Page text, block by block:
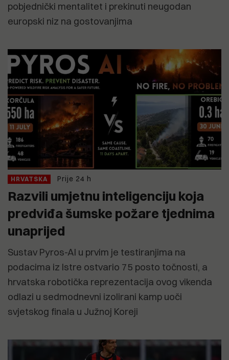
pobjednički mentalitet i prekinuti neugodan
europski niz na gostovanjima
HRVATSKA Prije 24 h
Razvili umjetnu inteligenciju koja
predviđa šumske požare tjednima
unaprijed
Sustav Pyros-AI u prvim je testiranjima na
podacima iz Istre ostvario 75 posto točnosti, a
hrvatska robotička reprezentacija ovog vikenda
odlazi u sedmodnevni izolirani kamp uoči
svjetskog finala u Južnoj Koreji